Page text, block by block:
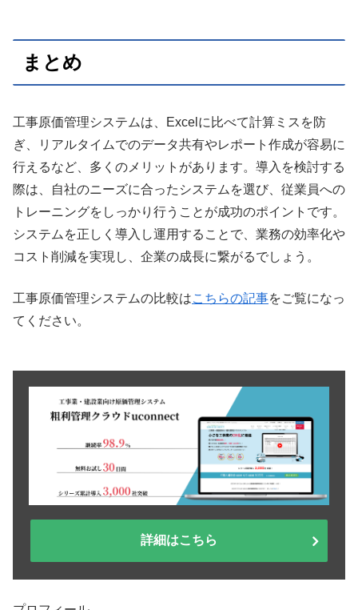
まとめ
工事原価管理システムは、Excelに比べて計算ミスを防
ぎ、リアルタイムでのデータ共有やレポート作成が容易に
行えるなど、多くのメリットがあります。導入を検討する
際は、自社のニーズに合ったシステムを選び、従業員への
トレーニングをしっかり行うことが成功のポイントです。
システムを正しく導入し運用することで、業務の効率化や
コスト削減を実現し、企業の成長に繋がるでしょう。
工事原価管理システムの比較はこちらの記事をご覧になっ
てください。
詳細はこちら